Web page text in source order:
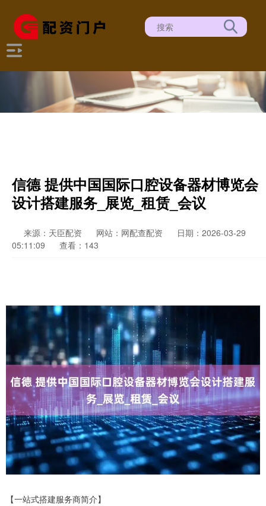
信德 提供中国国际口腔设备器材博览会
设计搭建服务_展览_租赁_会议
来源：天臣配资 网站：网配查配资
日期：2026-03-29
05:11:09
查看：143
【一站式搭建服务商简介】